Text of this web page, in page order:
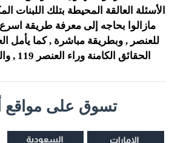
الأسئلة العالقة المحيطة بتلك اللبنات
مازالوا بحاجه إلى معرفة طريقة
للعنصر , وبطريقة مباشرة , كما يأمل
الحقائق الكامنة وراء العنصر 119 , والذي لم يكتشف بعد.
تسوق على مواقع